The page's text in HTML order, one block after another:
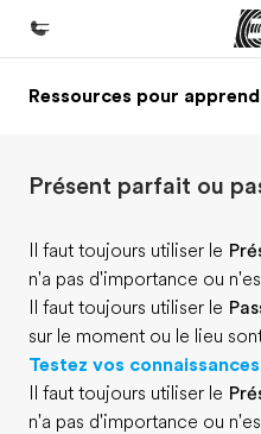
Accueil
Programmes
Bureaux
Trouver un bureau
A propos de nous
Qui sommes-nous ?
Ressources pour
Présent parfait ou
Il faut toujours utiliser le
n'a pas d'importance ou
Il faut toujours utiliser le
sur le moment ou le lieu
Testez vos connaissances
Il faut toujours utiliser le
n'a pas d'importance ou